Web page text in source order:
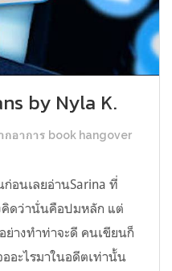
by Nyla K.
กอาการ book hangover
อนเลยอ่านSarina ที่
คิดว่านั่นคือปมหลัก แต่
างทำท่าจะดี คนเขียนก็
อะไรมาในอดีตเท่านั้น